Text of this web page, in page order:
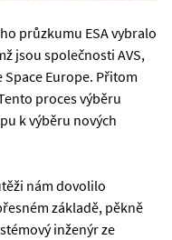
průzkumu ESA vybralo
jsou společnosti AVS,
Space Europe. Přitom
proces výběru
k výběru nových
nám dovolilo
základě, pěkně
inženýr ze